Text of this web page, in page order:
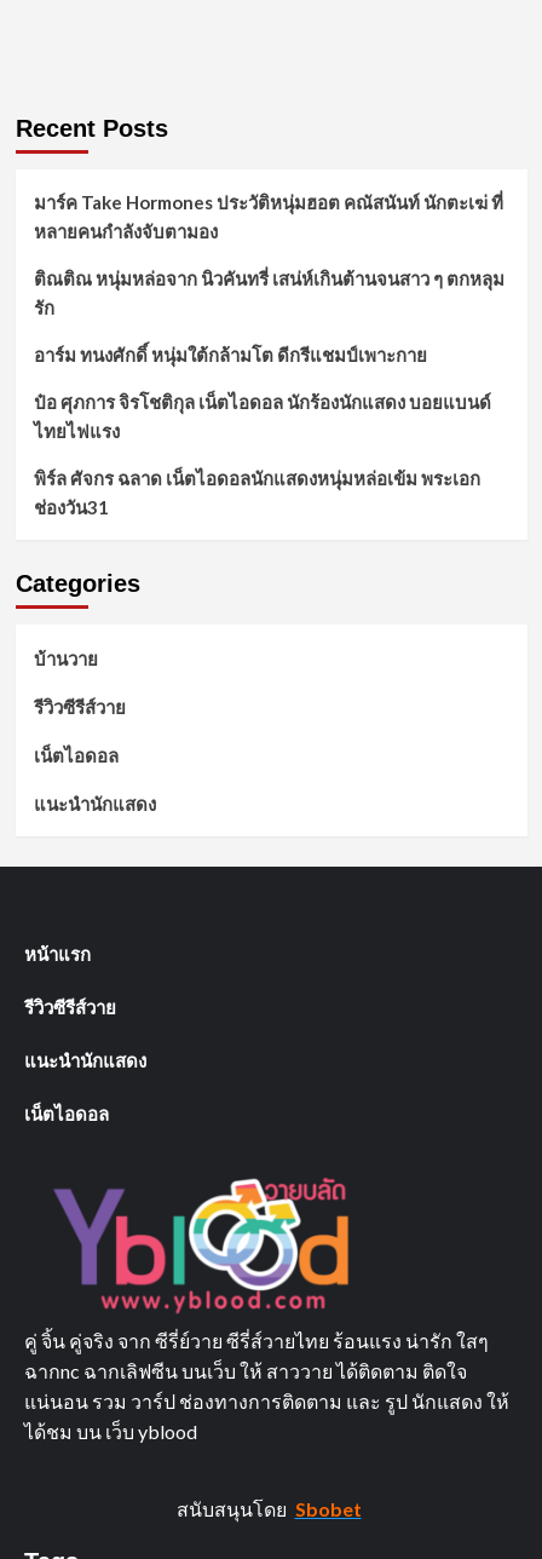
Recent Posts
มาร์ค Take Hormones ประวัติหนุ่มฮอต คณัสนันท์ นักตะเฆ่ ที่
หลายคนกำลังจับตามอง
ติณติณ หนุ่มหล่อจาก นิวคันทรี่ เสน่ห์เกินต้านจนสาว ๆ ตกหลุม
รัก
อาร์ม ทนงศักดิ์ หนุ่มใต้กล้ามโต ดีกรีแชมป์เพาะกาย
ป๋อ ศุภการ จิรโชติกุล เน็ตไอดอล นักร้องนักแสดง บอยแบนด์
ไทยไฟแรง
พิร์ล ศัจกร ฉลาด เน็ตไอดอลนักแสดงหนุ่มหล่อเข้ม พระเอก
ช่องวัน31
Categories
บ้านวาย
รีวิวซีรีส์วาย
เน็ตไอดอล
แนะนำนักแสดง
หน้าแรก
รีวิวซีรีส์วาย
แนะนำนักแสดง
เน็ตไอดอล
คู่ จิ้น คู่จริง จาก ซีรี่ย์วาย ซีรี่ส์วายไทย ร้อนแรง น่ารัก ใสๆ
ฉากnc ฉากเลิฟซีน บนเว็บ ให้ สาววาย ได้ติดตาม ติดใจ
แน่นอน รวม วาร์ป ช่องทางการติดตาม และ รูป นักแสดง ให้
ได้ชม บน เว็บ yblood
สนับสนุนโดย Sbobet